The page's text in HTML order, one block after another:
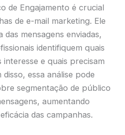
de Engajamento é crucial
de e-mail marketing. Ele
das mensagens enviadas,
identifiquem quais
e quais precisam
essa análise pode
segmentação de público
aumentando
das campanhas.